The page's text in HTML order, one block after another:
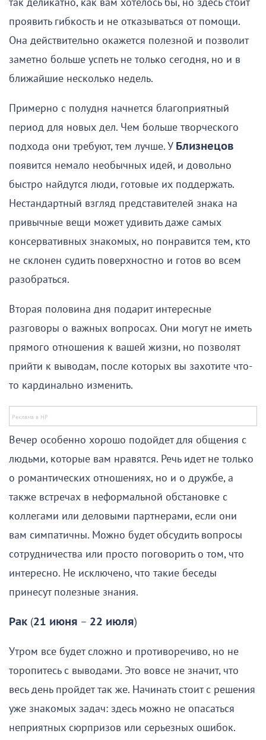
так деликатно, как вам хотелось бы, но здесь стоит
проявить гибкость и не отказываться от помощи.
Она действительно окажется полезной и позволит
заметно больше успеть не только сегодня, но и в
ближайшие несколько недель.
Примерно с полудня начнется благоприятный
период для новых дел. Чем больше творческого
подхода они требуют, тем лучше. У Близнецов
появится немало необычных идей, и довольно
быстро найдутся люди, готовые их поддержать.
Нестандартный взгляд представителей знака на
привычные вещи может удивить даже самых
консервативных знакомых, но понравится тем, кто
не склонен судить поверхностно и готов во всем
разобраться.
Вторая половина дня подарит интересные
разговоры о важных вопросах. Они могут не иметь
прямого отношения к вашей жизни, но позволят
прийти к выводам, после которых вы захотите что-
то кардинально изменить.
Вечер особенно хорошо подойдет для общения с
людьми, которые вам нравятся. Речь идет не только
о романтических отношениях, но и о дружбе, а
также встречах в неформальной обстановке с
коллегами или деловыми партнерами, если они
вам симпатичны. Можно будет обсудить вопросы
сотрудничества или просто поговорить о том, что
интересно. Не исключено, что такие беседы
принесут полезные знания.
Рак (21 июня – 22 июля)
Утром все будет сложно и противоречиво, но не
торопитесь с выводами. Это вовсе не значит, что
весь день пройдет так же. Начинать стоит с решения
уже знакомых задач: здесь можно не опасаться
неприятных сюрпризов или серьезных ошибок.